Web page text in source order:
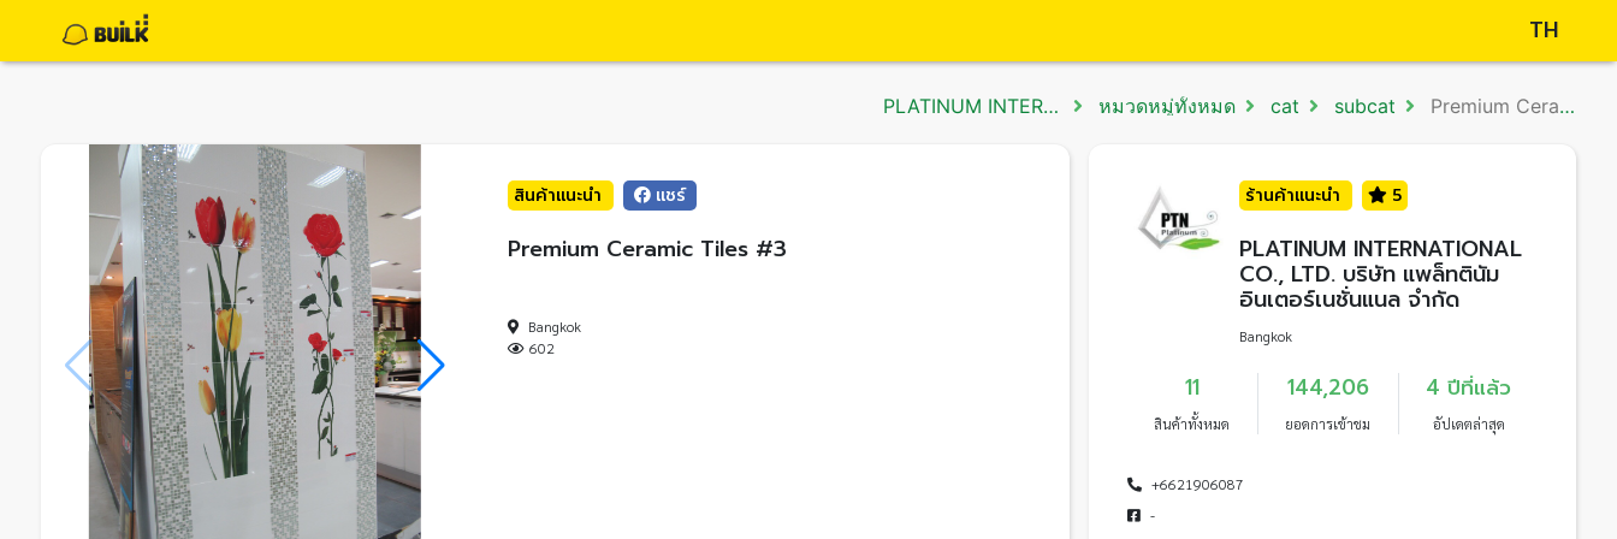
TH
PLATINUM INTERNATIONAL CO., LTD. บริษัท แพล็ทตินัม อินเตอร์เนชั่นแนล จำกัด หมวดหมู่ทั้งหมด cat subcat Premium Ceramic Tiles #3
สินค้าแนะนำ แชร์
Premium Ceramic Tiles #3
Bangkok
602
ร้านค้าแนะนำ 5
PLATINUM INTERNATIONAL
CO., LTD. บริษัท แพล็ทตินัม
อินเตอร์เนชั่นแนล จำกัด
Bangkok
11
สินค้าทั้งหมด
144,206
ยอดการเข้าชม
4 ปีที่แล้ว
อัปเดตล่าสุด
+6621906087
-